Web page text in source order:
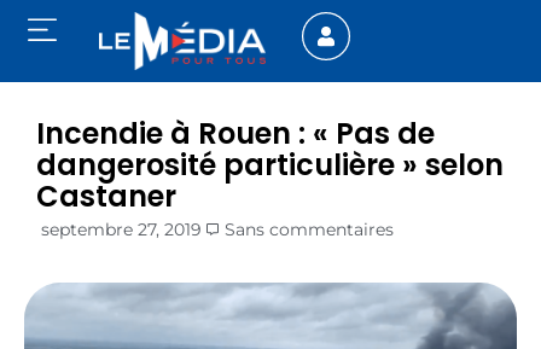
Incendie à Rouen : « Pas de
dangerosité particulière » selon
Castaner
septembre 27, 2019 Sans commentaires